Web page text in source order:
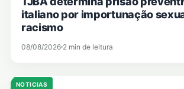
italiano por importunação
racismo
08/08/2026 2 min de leitura
NOTICIAS